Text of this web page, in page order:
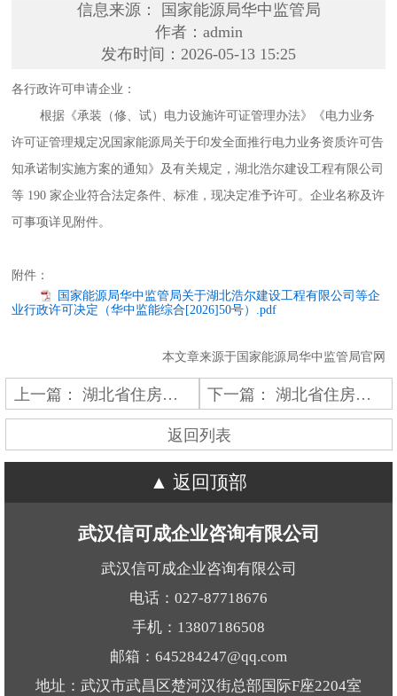
信息来源： 国家能源局华中监管局
作者：admin
发布时间：2026-05-13 15:25
各行政许可申请企业：
根据《承装（修、试）电力设施许可证管理办法》《电力业务
许可证管理规定况国家能源局关于印发全面推行电力业务资质许可告
知承诺制实施方案的通知》及有关规定，湖北浩尔建设工程有限公司
等 190 家企业符合法定条件、标准，现决定准予许可。企业名称及许
可事项详见附件。
附件：
国家能源局华中监管局关于湖北浩尔建设工程有限公司等企
业行政许可决定（华中监能综合[2026]50号）.pdf
本文章来源于国家能源局华中监管局官网
上一篇： 湖北省住房和城乡建设厅关于核准的工程勘察设计企业资质名单的公告 下一篇：湖北省住房和城乡建设厅关于建筑业企业资质、建设工程质量检测机构资质、工程监理企业资质审查意见的公示
返回列表
返回顶部
武汉信可成企业咨询有限公司
武汉信可成企业咨询有限公司
电话：027-87718676
手机：13807186508
邮箱：645284247@qq.com
地址：武汉市武昌区楚河汉街总部国际F座2204室